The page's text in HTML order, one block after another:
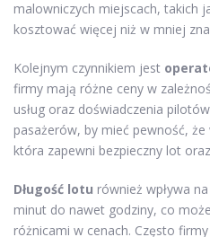
malowniczych miejscach, takich
kosztować więcej niż w mniej
Kolejnym czynnikiem jest
firmy mają różne ceny w
usług oraz doświadczenia
pasażerów, by mieć pewność,
która zapewni bezpieczny lot
Długość lotu również wpływa
minut do nawet godziny, co
różnicami w cenach. Często